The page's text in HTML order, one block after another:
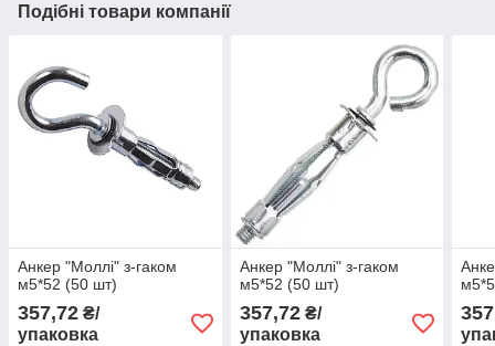
Подібні товари компанії
Анкер "Моллі" з-гаком
м5*52 (50 шт)
357,72 ₴/
упаковка
Анкер "Моллі" з-гаком
м5*52 (50 шт)
357,72₴/
упаковка